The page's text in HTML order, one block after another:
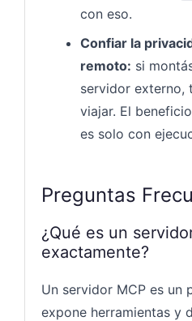
con eso.
Confiar la
remoto: si
servidor externo,
viajar. El
es solo con
Preguntas
¿Qué es un
exactamente?
Un servidor MCP es un
expone herramientas y